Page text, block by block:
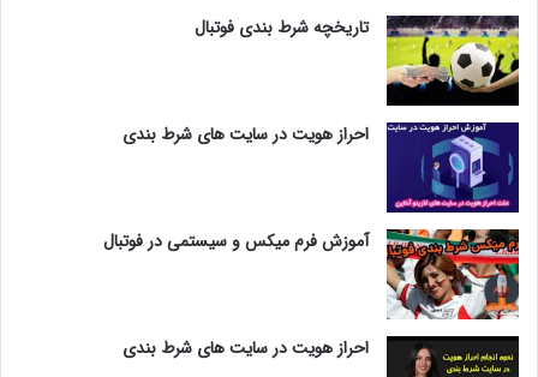
تاریخچه شرط بندی فوتبال
احراز هویت در سایت های شرط بندی
آموزش فرم میکس و سیستمی در فوتبال
احراز هویت در سایت های شرط بندی